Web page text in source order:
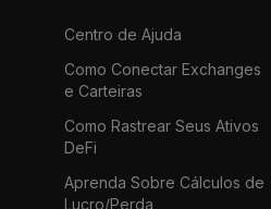
Centro de Ajuda
Como Conectar Exchanges
e Carteiras
Como Rastrear Seus Ativos
DeFi
Aprenda Sobre Cálculos de
Lucro/Perda